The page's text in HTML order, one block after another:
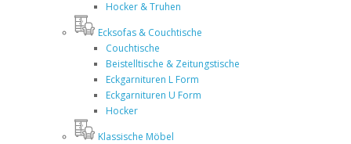
Hocker & Truhen
Ecksofas & Couchtische
Couchtische
Beistelltische & Zeitungstische
Eckgarnituren L Form
Eckgarnituren U Form
Hocker
Klassische Möbel